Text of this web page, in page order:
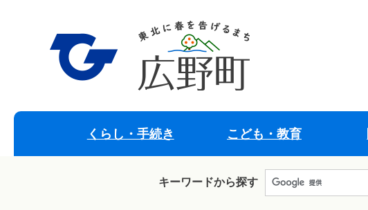
くらし・手続き こども・教育
キーワードから探す